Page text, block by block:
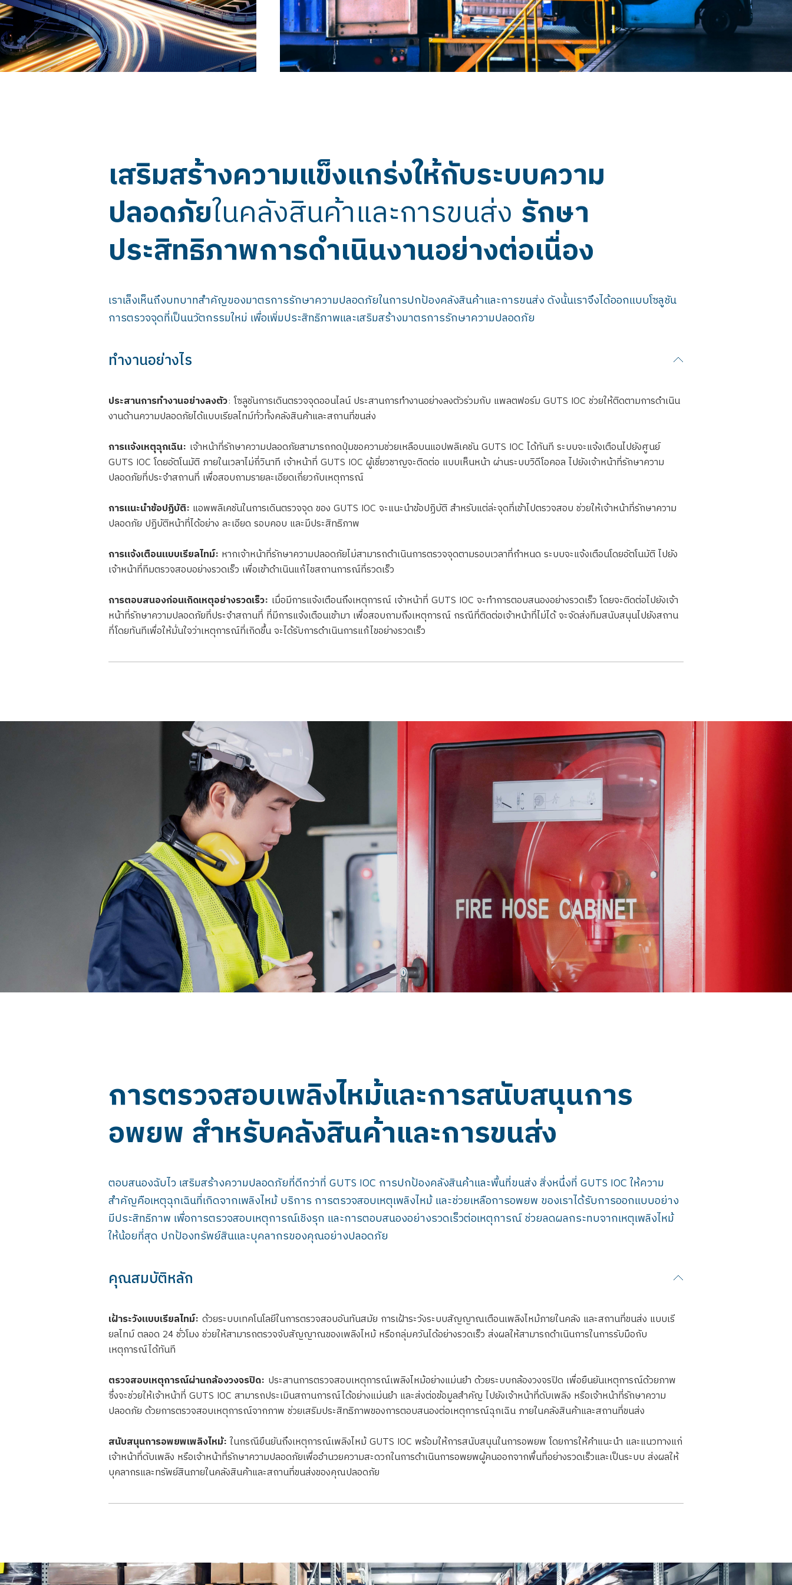
เสริมสร้างความแข็งแกร่งให้กับระบบความ
ปลอดภัยในคลังสินค้าและการขนส่ง รักษา
ประสิทธิภาพการดำเนินงานอย่างต่อเนื่อง
เราเล็งเห็นถึงบทบาทสำคัญของมาตรการรักษาความปลอดภัยในการปกป้องคลังสินค้าและการขนส่ง ดังนั้นเราจึงได้ออกแบบโซลูชัน
การตรวจจุดที่เป็นนวัตกรรมใหม่ เพื่อเพิ่มประสิทธิภาพและเสริมสร้างมาตรการรักษาความปลอดภัย
ทำงานอย่างไร
ประสานการทำงานอย่างลงตัว: โซลูชันการเดินตรวจจุดออนไลน์ ประสานการทำงานอย่างลงตัวร่วมกับ แพลตฟอร์ม GUTS IOC ช่วยให้ติดตามการดำเนิน
งานด้านความปลอดภัยได้แบบเรียลไทม์ทั่วทั้งคลังสินค้าและสถานที่ขนส่ง
การแจ้งเหตุฉุกเฉิน: เจ้าหน้าที่รักษาความปลอดภัยสามารถกดปุ่มขอความช่วยเหลือบนแอปพลิเคชัน GUTS IOC ได้ทันที ระบบจะแจ้งเตือนไปยังศูนย์
GUTS IOC โดยอัตโนมัติ ภายในเวลาไม่กี่วินาที เจ้าหน้าที่ GUTS IOC ผู้เชี่ยวชาญจะติดต่อ แบบเห็นหน้า ผ่านระบบวิดีโอคอล ไปยังเจ้าหน้าที่รักษาความ
ปลอดภัยที่ประจำสถานที่ เพื่อสอบถามรายละเอียดเกี่ยวกับเหตุการณ์
การแนะนำข้อปฏิบัติ: แอพพลิเคชันในการเดินตรวจจุด ของ GUTS IOC จะแนะนำข้อปฏิบัติ สำหรับแต่ล่ะจุดที่เข้าไปตรวจสอบ ช่วยให้เจ้าหน้าที่รักษาความ
ปลอดภัย ปฏิบัติหน้าที่ได้อย่าง ละเอียด รอบคอบ และมีประสิทธิภาพ
การแจ้งเตือนแบบเรียลไทม์: หากเจ้าหน้าที่รักษาความปลอดภัยไม่สามารถดำเนินการตรวจจุดตามรอบเวลาที่กำหนด ระบบจะแจ้งเตือนโดยอัตโนมัติ ไปยัง
เจ้าหน้าที่ทีมตรวจสอบอย่างรวดเร็ว เพื่อเข้าดำเนินแก้ไขสถานการณ์ที่รวดเร็ว
การตอบสนองก่อนเกิดเหตุอย่างรวดเร็ว: เมื่อมีการแจ้งเตือนถึงเหตุการณ์ เจ้าหน้าที่ GUTS IOC จะทำการตอบสนองอย่างรวดเร็ว โดยจะติดต่อไปยังเจ้า
หน้าที่รักษาความปลอดภัยที่ประจำสถานที่ ที่มีการแจ้งเตือนเข้ามา เพื่อสอบถามถึงเหตุการณ์ กรณีที่ติดต่อเจ้าหน้าที่ไม่ได้ จะจัดส่งทีมสนับสนุนไปยังสถาน
ที่โดยทันทีเพื่อให้มั่นใจว่าเหตุการณ์ที่เกิดขึ้น จะได้รับการดำเนินการแก้ไขอย่างรวดเร็ว
การตรวจสอบเพลิงไหม้และการสนับสนุนการ
อพยพ สำหรับคลังสินค้าและการขนส่ง
ตอบสนองฉับไว เสริมสร้างความปลอดภัยที่ดีกว่าที่ GUTS IOC การปกป้องคลังสินค้าและพื้นที่ขนส่ง สิ่งหนึ่งที่ GUTS IOC ให้ความ
สำคัญคือเหตุฉุกเฉินที่เกิดจากเพลิงไหม้ บริการ การตรวจสอบเหตุเพลิงไหม้ และช่วยเหลือการอพยพ ของเราได้รับการออกแบบอย่าง
มีประสิทธิภาพ เพื่อการตรวจสอบเหตุการณ์เชิงรุก และการตอบสนองอย่างรวดเร็วต่อเหตุการณ์ ช่วยลดผลกระทบจากเหตุเพลิงไหม้
ให้น้อยที่สุด ปกป้องทรัพย์สินและบุคลากรของคุณอย่างปลอดภัย
คุณสมบัติหลัก
เฝ้าระวังแบบเรียลไทม์: ด้วยระบบเทคโนโลยีในการตรวจสอบอันทันสมัย การเฝ้าระวังระบบสัญญาณเตือนเพลิงไหม้ภายในคลัง และสถานที่ขนส่ง แบบเรี
ยลไทม์ ตลอด 24 ชั่วโมง ช่วยให้สามารถตรวจจับสัญญาณของเพลิงไหม้ หรือกลุ่มควันได้อย่างรวดเร็ว ส่งผลให้สามารถดำเนินการในการรับมือกับ
เหตุการณ์ได้ทันที
ตรวจสอบเหตุการณ์ผ่านกล้องวงจรปิด: ประสานการตรวจสอบเหตุการณ์เพลิงไหม้อย่างแม่นยำ ด้วยระบบกล้องวงจรปิด เพื่อยืนยันเหตุการณ์ด้วยภาพ
ซึ่งจะช่วยให้เจ้าหน้าที่ GUTS IOC สามารถประเมินสถานการณ์ได้อย่างแม่นยำ และส่งต่อข้อมูลสำคัญ ไปยังเจ้าหน้าที่ดับเพลิง หรือเจ้าหน้าที่รักษาความ
ปลอดภัย ด้วยการตรวจสอบเหตุการณ์จากภาพ ช่วยเสริมประสิทธิภาพของการตอบสนองต่อเหตุการณ์ฉุกเฉิน ภายในคลังสินค้าและสถานที่ขนส่ง
สนับสนุนการอพยพเพลิงไหม้: ในกรณียืนยันถึงเหตุการณ์เพลิงไหม้ GUTS IOC พร้อมให้การสนับสนุนในการอพยพ โดยการให้คำแนะนำ และแนวทางแก่
เจ้าหน้าที่ดับเพลิง หรือเจ้าหน้าที่รักษาความปลอดภัยเพื่ออำนวยความสะดวกในการดำเนินการอพยพผู้คนออกจากพื้นที่อย่างรวดเร็วและเป็นระบบ ส่งผลให้
บุคลากรและทรัพย์สินภายในคลังสินค้าและสถานที่ขนส่งของคุณปลอดภัย